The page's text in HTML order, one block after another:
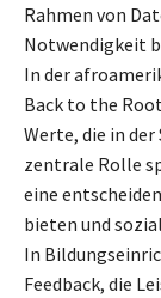
Rahmen von
Notwendigkeit
In der
Back to the
Werte, die in
zentrale Rolle
eine
bieten und
In
Feedback, die